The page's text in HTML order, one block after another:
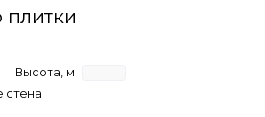
плитки
Высота, м
стена